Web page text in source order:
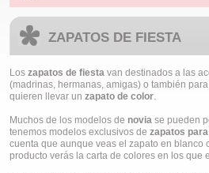
ZAPATOS DE FIESTA
Los zapatos de fiesta van destinados a las
(madrinas, hermanas, amigas) o también
quieren llevar un zapato de color.
Muchos de los modelos de novia se pueden
tenemos modelos exclusivos de zapatos
cuenta que aunque veas el zapato en blanco
producto verás la carta de colores en los que